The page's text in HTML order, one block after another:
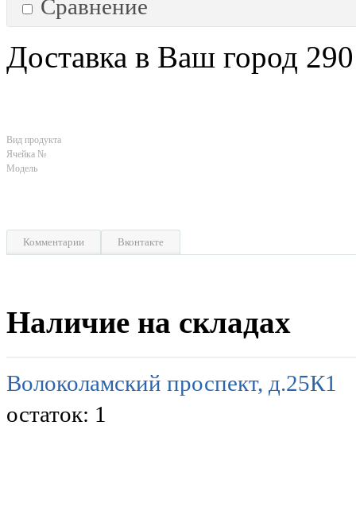
Сравнение
Доставка в Ваш город
Вид продукта
Ячейка №
Модель
Комментарии Вконтакте
Наличие на складах
Волоколамский проспект, д.25К1
остаток: 1